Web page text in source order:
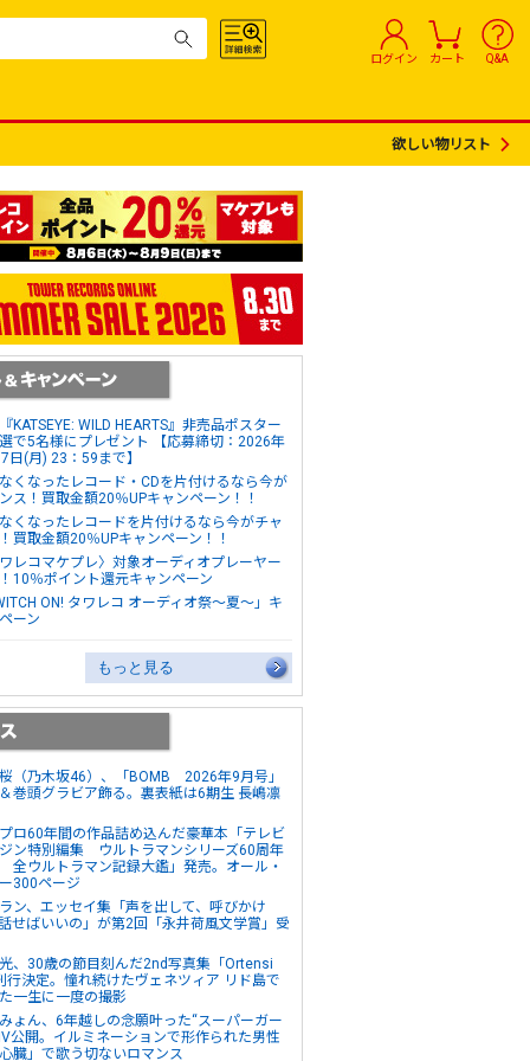
ログイン カート Q&A
欲しい物リスト
KATSEYE: WILD HEARTS』非売品ポスター
で5名様にプレゼント 【応募締切：2026年
日(月) 23：59まで】
くなったレコード・CDを片付けるなら今が
ス！買取金額20％UPキャンペーン！！
くなったレコードを片付けるなら今がチャ
買取金額20％UPキャンペーン！！
ワレコマケプレ〉対象オーディオプレーヤー
10％ポイント還元キャンペーン
ON! タワレコ オーディオ祭～夏～」キ
ーン
もっと見る
（乃木坂46）、「BOMB 2026年9月号」
巻頭グラビア飾る。裏表紙は6期生 長嶋凛
ロ60年間の作品詰め込んだ豪華本「テレビ
ン特別編集 ウルトラマンシリーズ60周年
全ウルトラマン記録大鑑」発売。オール・
300ページ
ン、エッセイ集「声を出して、呼びかけ
せばいいの」が第2回「永井荷風文学賞」受
、30歳の節目刻んだ2nd写真集「Ortensi
行決定。憧れ続けたヴェネツィア リド島で
一生に一度の撮影
ょん、6年越しの念願叶った“スーパーガー
公開。イルミネーションで形作られた男性
臓」で歌う切ないロマンス